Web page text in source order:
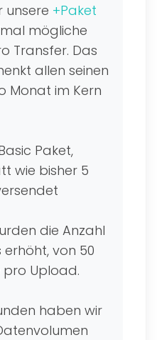
unsere +Paket
mögliche
Transfer. Das
allen seinen
Monat im Kern
Paket,
wie bisher 5
die Anzahl
von 50
Upload.
haben wir